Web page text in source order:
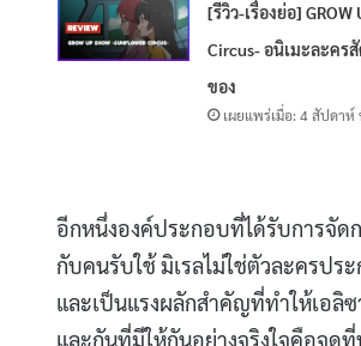
[รีวิว-เรื่องย่อ]
Circus- อนิเมะละคร
ของ
เผยแพร่เมื่อ: 4 สัปดาห์
อีกหนึ่งองค์ประกอบที่ได้รับการจัด
กับคนรับใช้ มิเรลไม่ใช่ตัวละครปร
และเป็นแรงผลักสำคัญที่ทำให้เอลิ
และกันที่มีให้กันอย่างจริงใจคือจุด